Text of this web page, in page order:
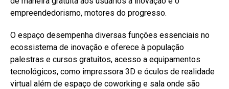
empreendedorismo, motores do progresso.
O espaço desempenha diversas funções essenciais no
ecossistema de inovação e oferece à população
palestras e cursos gratuitos, acesso a equipamentos
tecnológicos, como impressora 3D e óculos de realidade
virtual além de espaço de coworking e sala onde são